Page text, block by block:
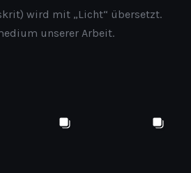
wird mit „Licht“ übersetzt.
unserer Arbeit.